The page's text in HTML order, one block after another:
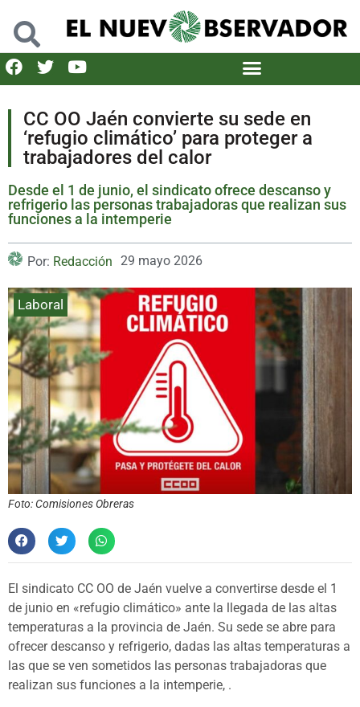
CC OO Jaén convierte su sede en
‘refugio climático’ para proteger a
trabajadores del calor
Desde el 1 de junio, el sindicato ofrece descanso y
refrigerio las personas trabajadoras que realizan sus
funciones a la intemperie
Por: Redacción 29 mayo 2026
Laboral
Foto: Comisiones Obreras
El sindicato CC OO de Jaén vuelve a convertirse desde el 1
de junio en «refugio climático» ante la llegada de las altas
temperaturas a la provincia de Jaén. Su sede se abre para
ofrecer descanso y refrigerio, dadas las altas temperaturas a
las que se ven sometidos las personas trabajadoras que
realizan sus funciones a la intemperie, .